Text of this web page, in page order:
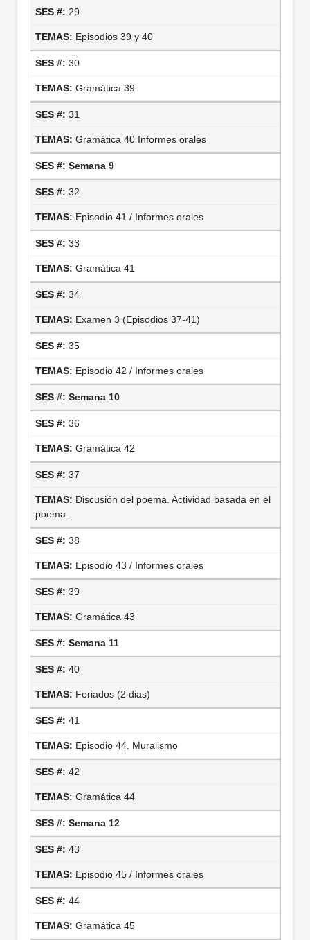
29
Episodios 39 y 40
30
Gramática 39
31
Gramática 40 Informes orales
Semana 9
32
Episodio 41 / Informes orales
33
Gramática 41
34
Examen 3 (Episodios 37-41)
35
Episodio 42 / Informes orales
Semana 10
36
Gramática 42
37
Discusión del poema. Actividad basada en el
poema.
38
Episodio 43 / Informes orales
39
Gramática 43
Semana 11
40
Feriados (2 dias)
41
Episodio 44. Muralismo
42
Gramática 44
Semana 12
43
Episodio 45 / Informes orales
44
Gramática 45